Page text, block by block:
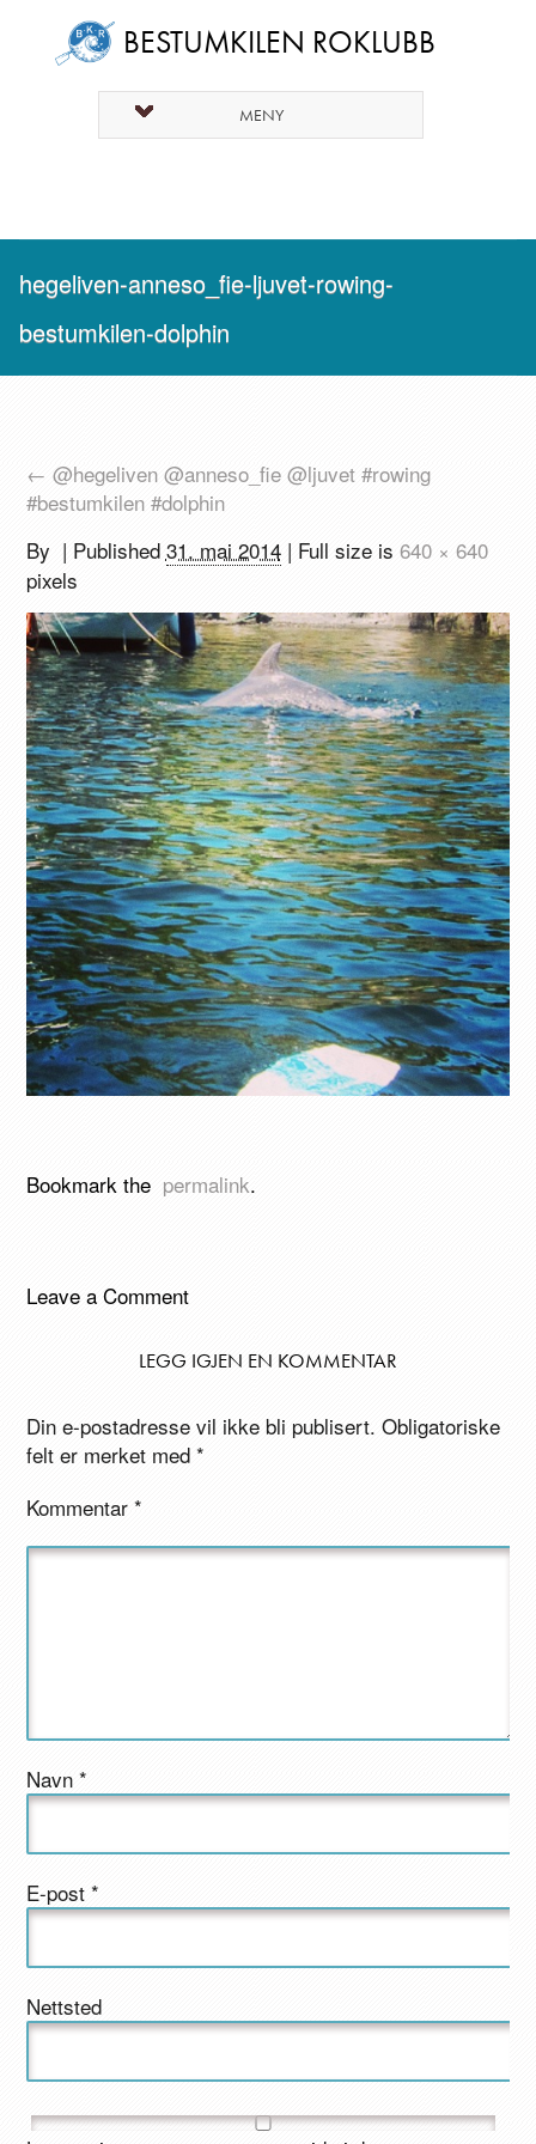
BESTUMKILEN ROKLUBB
MENY
hegeliven-anneso_fie-ljuvet-rowing-
bestumkilen-dolphin
← @hegeliven @anneso_fie @ljuvet #rowing
#bestumkilen #dolphin
By | Published 31. mai 2014| Full size is 640 × 640
pixels
Bookmark thepermalink.
Leave a Comment
LEGG IGJEN EN KOMMENTAR
Din e-postadresse vil ikke bli publisert. Obligatoriske
felt er merket med *
Kommentar *
Navn *
E-post *
Nettsted